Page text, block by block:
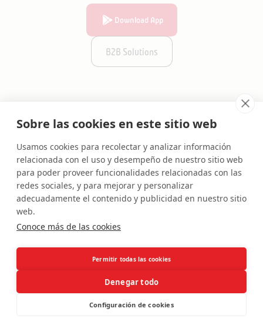
Download App
B2B Solutions
APPSERVICESBLOGPRIVACY POLICY
Sobre las cookies en este sitio web
Usamos cookies para recolectar y analizar información
relacionada con el uso y desempeño de nuestro sitio web
para poder proveer funcionalidades relacionadas con las
redes sociales, y para mejorar y personalizar
adecuadamente el contenido y publicidad en nuestro sitio
web.
Conoce más de las cookies
Permitir todas las cookies
Denegar todo
Configuración de cookies